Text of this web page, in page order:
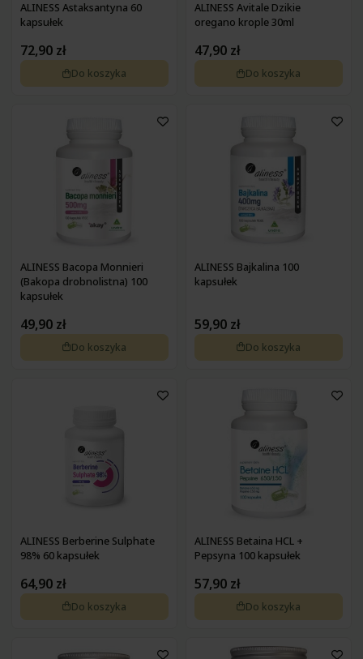
ALINESS Astaksantyna 60
kapsułek
72,90 zł
Do koszyka
ALINESS Avitale Dzikie
oregano krople 30ml
47,90 zł
Do koszyka
ALINESS Bacopa Monnieri
(Bakopa drobnolistna) 100
kapsułek
49,90 zł
Do koszyka
ALINESS Bajkalina 100
kapsułek
59,90 zł
Do koszyka
ALINESS Berberine Sulphate
98% 60 kapsułek
64,90 zł
Do koszyka
ALINESS Betaina HCL +
Pepsyna 100 kapsułek
57,90 zł
Do koszyka